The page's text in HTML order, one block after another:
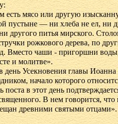
есть мя­со или дру­гую
пу­стыне — ни хле­ба не ел, ни
дру­го­го пи­тья мир­ско­го.
рож­ко­во­го де­ре­ва, по
Вме­сто ча­ши - при­горш­ни
и мо­лит­ве».
день Усек­но­ве­ния гла­вы
на­ча­ло ко­то­ро­го
по­ста в этот день
В нем го­во­рит­ся,
древни­ми свя­ты­ми от­ца­ми».